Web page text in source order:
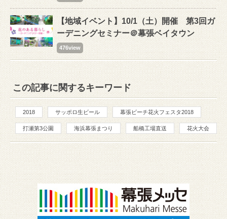
【地域イベント】10/1（土）開催 第3回ガ
ーデニングセミナー＠幕張ベイタウン
476view
この記事に関するキーワード
2018 サッポロ生ビール 幕張ビーチ花火フェスタ2018
打瀬第3公園 海浜幕張まつり 船橋工場直送 花火大会